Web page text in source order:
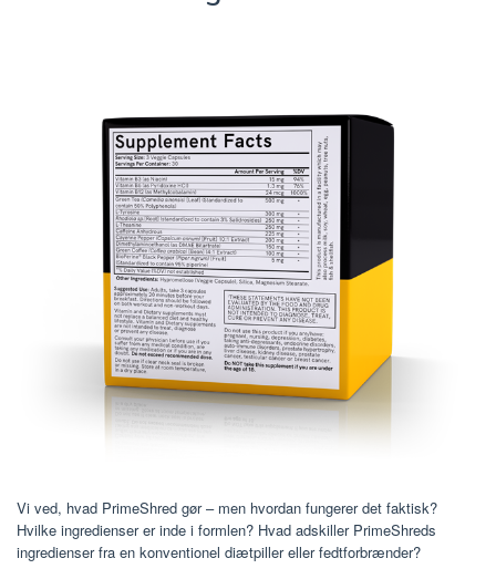
Vi ved, hvad PrimeShred gør – men hvordan fungerer det faktisk?
Hvilke ingredienser er inde i formlen? Hvad adskiller PrimeShreds
ingredienser fra en konventionel diætpiller eller fedtforbrænder?